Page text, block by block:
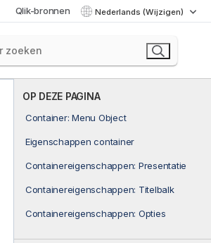
Qlik-bronnen Nederlands (Wijzigen)
OP DEZE PAGINA
Container: Menu Object
Eigenschappen container
Containereigenschappen: Presentatie
Containereigenschappen: Titelbalk
Containereigenschappen: Opties